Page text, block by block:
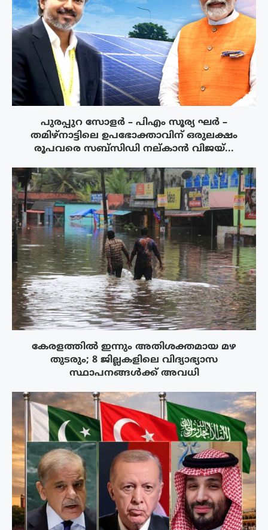
പുരപ്പുറ സോളർ – പിഎം സൂര്യ ഘർ –
തമിഴ്നാട്ടിലെ ഉപഭോക്താവിന് ഒരുലക്ഷം
രൂപവരെ സബ്സിഡി നല്കാൻ വിജയ്...
കേരളത്തിൽ ഇന്നും അതിശക്തമായ മഴ
തുടരും; 8 ജില്ലകളിലെ വിദ്യാഭ്യാസ
സ്ഥാപനങ്ങൾക്ക് അവധി